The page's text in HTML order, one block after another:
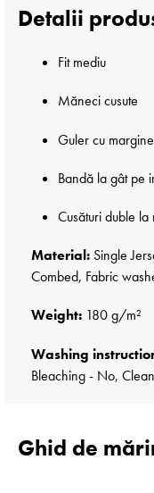
Detalii
Fit mediu
Măneci cusute
Guler cu
Bandă la gât pe
Cusături duble la
Material: Single
Combed, Fabric
Weight: 180 g/m²
Washing
Bleaching - No,
Ghid de